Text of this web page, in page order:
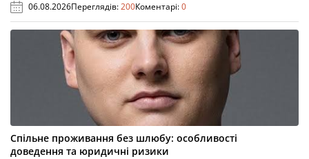
06.08.2026Переглядів:200Коментарі:0
Спільне проживання без шлюбу: особливості
доведення та юридичні ризики